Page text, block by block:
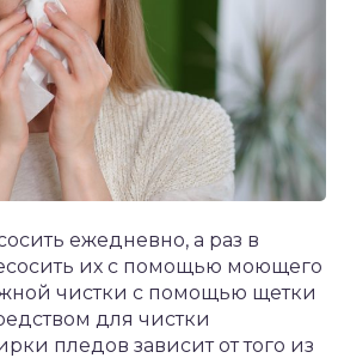
ежедневно, а раз в
их с помощью моющего
чистки с помощью щетки
для чистки
пледов зависит от того из